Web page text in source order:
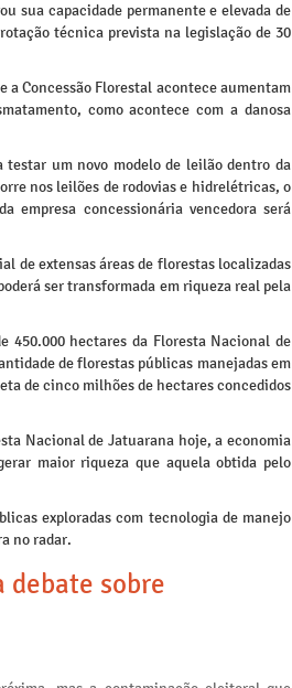
sua capacidade permanente e elevada de
técnica prevista na legislação de 30
a Concessão Florestal acontece aumentam
como acontece com a danosa
um novo modelo de leilão dentro da
nos leilões de rodovias e hidrelétricas, o
empresa concessionária vencedora será
de extensas áreas de florestas localizadas
ser transformada em riqueza real pela
450.000 hectares da Floresta Nacional de
de florestas públicas manejadas em
de cinco milhões de hectares concedidos
Nacional de Jatuarana hoje, a economia
maior riqueza que aquela obtida pelo
exploradas com tecnologia de manejo
no radar.
sobre